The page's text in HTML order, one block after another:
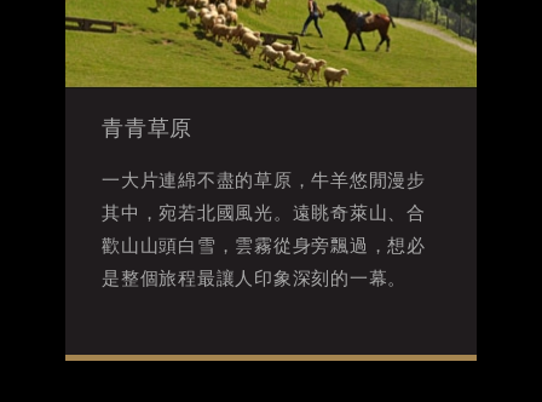
青青草原
一大片連綿不盡的草原，牛羊悠閒漫步
其中，宛若北國風光。遠眺奇萊山、合
歡山山頭白雪，雲霧從身旁飄過，想必
是整個旅程最讓人印象深刻的一幕。